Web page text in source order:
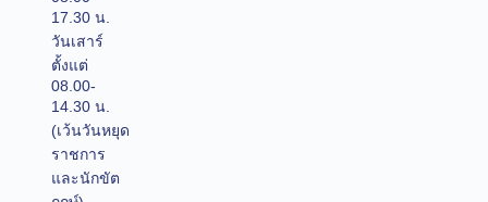
17.30 น.
วันเสาร์
ตั้งแต่
08.00-
14.30 น.
(เว้นวันหยุด
ราชการ
และนักขัต